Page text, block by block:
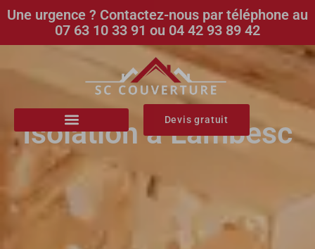
Une urgence ? Contactez-nous par téléphone au
07 63 10 33 91 ou 04 42 93 89 42
Devis gratuit
Isolation à Lambesc